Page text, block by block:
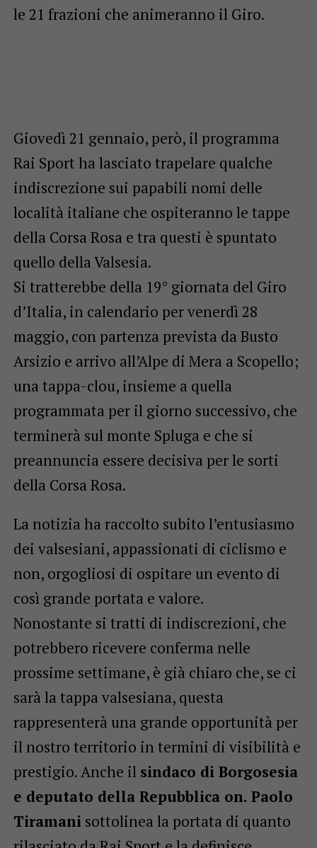
le 21 frazioni che animeranno il Giro.
Giovedì 21 gennaio, però, il programma
Rai Sport ha lasciato trapelare qualche
indiscrezione sui papabili nomi delle
località italiane che ospiteranno le tappe
della Corsa Rosa e tra questi è spuntato
quello della Valsesia.
Si tratterebbe della 19° giornata del Giro
d’Italia, in calendario per venerdì 28
maggio, con partenza prevista da Busto
Arsizio e arrivo all’Alpe di Mera a Scopello;
una tappa-clou, insieme a quella
programmata per il giorno successivo, che
terminerà sul monte Spluga e che si
preannuncia essere decisiva per le sorti
della Corsa Rosa.
La notizia ha raccolto subito l’entusiasmo
dei valsesiani, appassionati di ciclismo e
non, orgogliosi di ospitare un evento di
così grande portata e valore.
Nonostante si tratti di indiscrezioni, che
potrebbero ricevere conferma nelle
prossime settimane, è già chiaro che, se ci
sarà la tappa valsesiana, questa
rappresenterà una grande opportunità per
il nostro territorio in termini di visibilità e
prestigio. Anche il sindaco di Borgosesia
e deputato della Repubblica on. Paolo
Tiramanisottolinea la portata di quanto